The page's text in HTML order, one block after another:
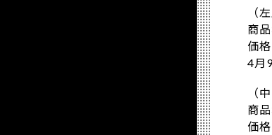
（
商
価
4月
（
商
価